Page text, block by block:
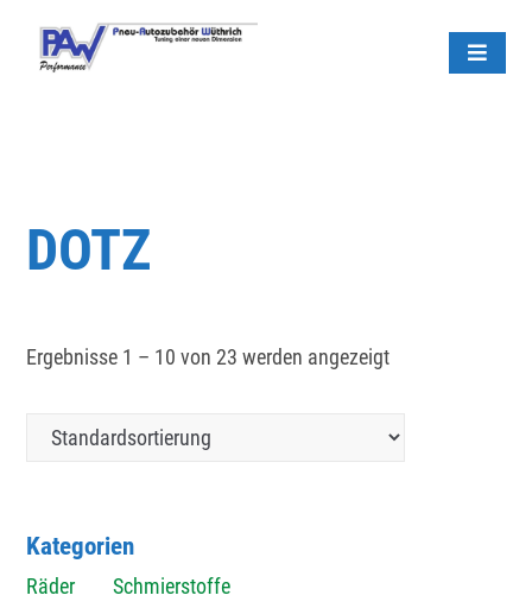
DOTZ
Ergebnisse 1 – 10 von 23 werden angezeigt
Kategorien
Räder Schmierstoffe